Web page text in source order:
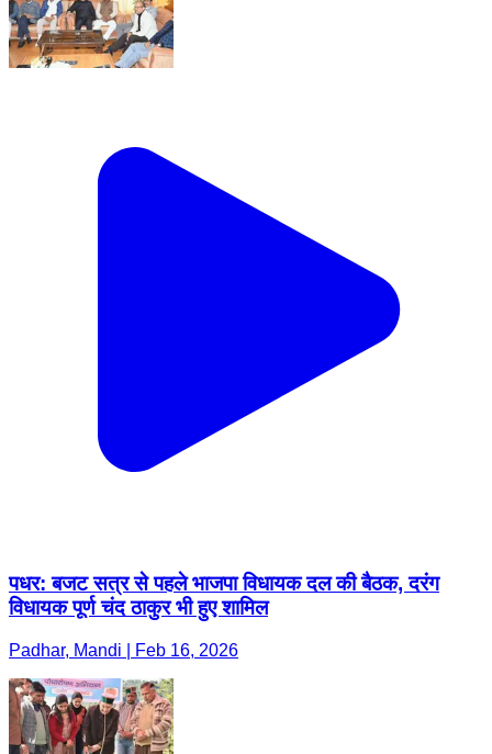
पधर: बजट सत्र से पहले भाजपा विधायक दल की बैठक, दरंग
विधायक पूर्ण चंद ठाकुर भी हुए शामिल
Padhar, Mandi | Feb 16, 2026